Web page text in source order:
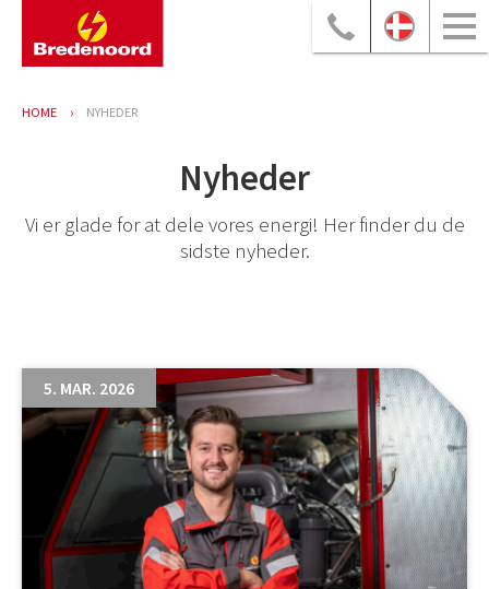
HOME NYHEDER
Nyheder
Vi er glade for at dele vores energi! Her finder du de
sidste nyheder.
5. MAR. 2026